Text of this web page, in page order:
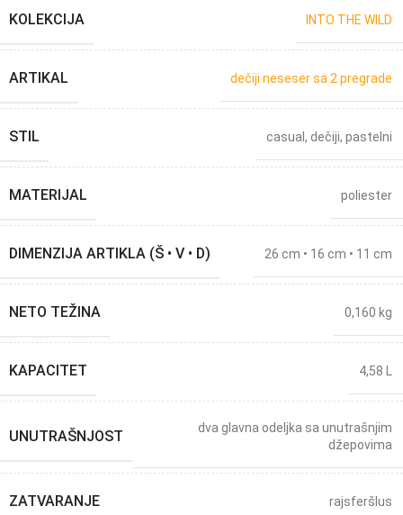
KOLEKCIJA INTO THE WILD
ARTIKAL dečiji neseser sa 2 pregrade
STIL casual , dečiji, pastelni
MATERIJAL poliester
DIMENZIJA ARTIKLA (Š • V • D) 26 cm • 16 cm • 11 cm
NETO TEŽINA 0,160 kg
KAPACITET 4,58 L
UNUTRAŠNJOST
dva glavna odeljka sa unutrašnjim
džepovima
ZATVARANJE rajsferšlus